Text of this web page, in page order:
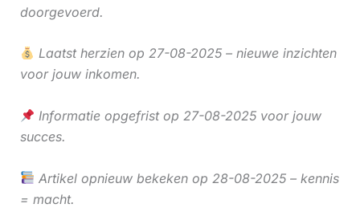
doorgevoerd.
Laatst herzien op 27-08-2025 – nieuwe inzichten
voor jouw inkomen.
Informatie opgefrist op 27-08-2025 voor jouw
succes.
Artikel opnieuw bekeken op 28-08-2025 – kennis
= macht.